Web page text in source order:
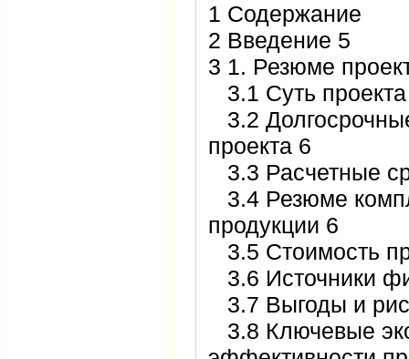
1 Содержание
2 Введение 5
3 1. Резюме
3.1 Суть
3.2
проекта 6
3.3 Расчетные
3.4 Резюме
продукции 6
3.5 Стоимость
3.6 Источники
3.7 Выгоды и
3.8 Ключевые